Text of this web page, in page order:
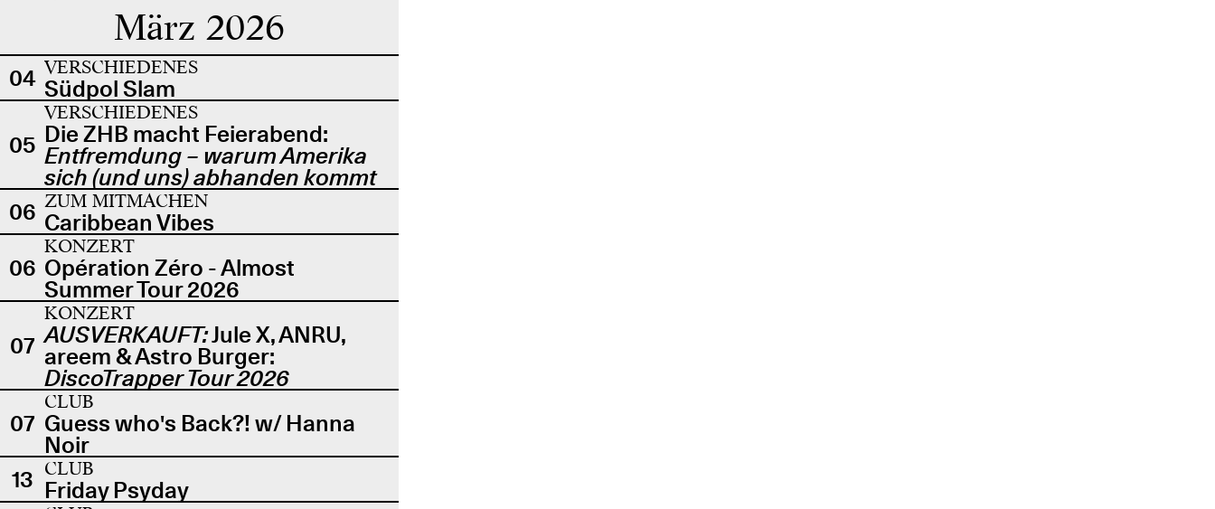
März 2026
04 VERSCHIEDENES
Südpol Slam
05
VERSCHIEDENES
Die ZHB macht Feierabend:
Entfremdung – warum Amerika
sich (und uns) abhanden kommt
06 ZUM MITMACHEN
Caribbean Vibes
06
KONZERT
Opération Zéro - Almost
Summer Tour 2026
07
KONZERT
AUSVERKAUFT:Jule X, ANRU,
areem & Astro Burger:
DiscoTrapper Tour 2026
07
CLUB
Guess who's Back?! w/ Hanna
Noir
13 CLUB
Friday Psyday